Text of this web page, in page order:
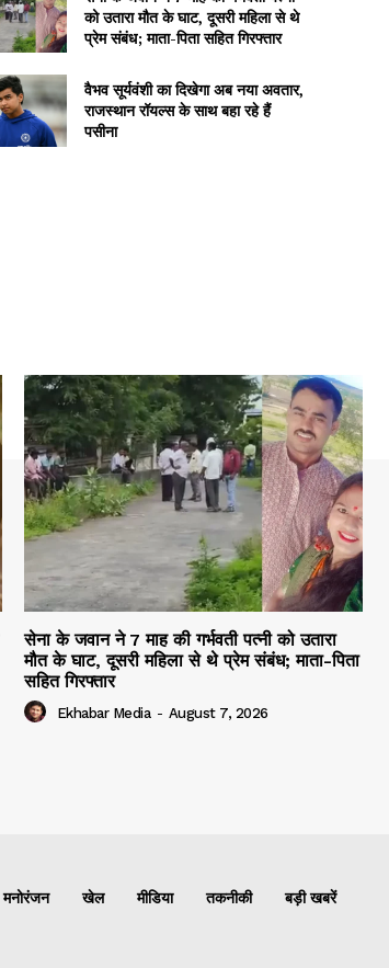
को उतारा मौत के घाट, दूसरी महिला से थे
प्रेम संबंध; माता-पिता सहित गिरफ्तार
वैभव सूर्यवंशी का दिखेगा अब नया अवतार,
राजस्थान रॉयल्स के साथ बहा रहे हैं
पसीना
सेना के जवान ने 7 माह की गर्भवती पत्नी को उतारा
मौत के घाट, दूसरी महिला से थे प्रेम संबंध; माता-पिता
सहित गिरफ्तार
Ekhabar Media - August 7, 2026
मनोरंजन खेल मीडिया तकनीकी बड़ी खबरें